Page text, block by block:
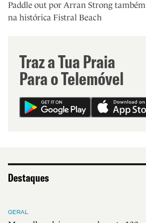
Paddle out por Arran Strong também
na histórica Fistral Beach
Traz a Tua Praia
Para o Telemóvel
Destaques
GERAL